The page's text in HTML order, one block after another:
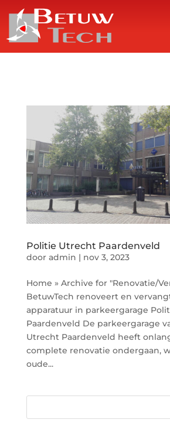
Politie Utrecht Paardenveld
door admin | nov 3, 2023
Home » Archive for "Renovatie/
BetuwTech renoveert en
apparatuur in parkeergarage
Paardenveld De parkeergarage
Utrecht Paardenveld heeft
complete renovatie ondergaan,
oude...